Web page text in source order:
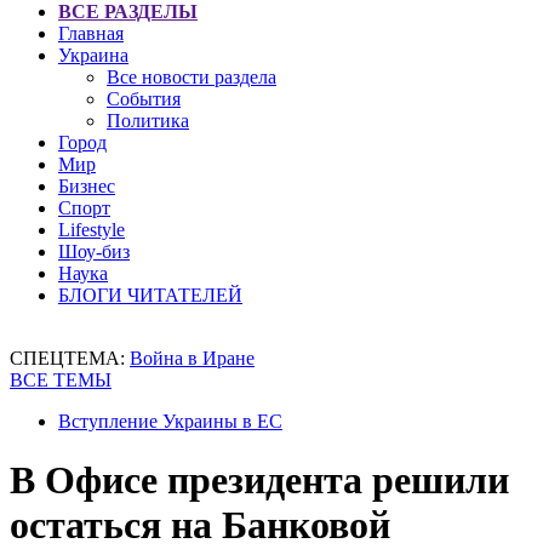
ВСЕ РАЗДЕЛЫ
Главная
Украина
Все новости раздела
События
Политика
Город
Мир
Бизнес
Спорт
Lifestyle
Шоу-биз
Наука
БЛОГИ ЧИТАТЕЛЕЙ
СПЕЦТЕМА: Война в Иране
ВСЕ ТЕМЫ
Вступление Украины в ЕС
В Офисе президента решили
остаться на Банковой